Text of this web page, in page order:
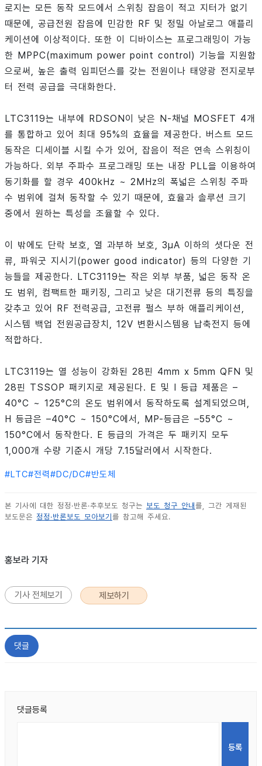
로지는 모든 동작 모드에서 스위칭 잡음이 적고 지터가 없기
때문에, 공급전원 잡음에 민감한 RF 및 정밀 아날로그 애플리
케이션에 이상적이다. 또한 이 디바이스는 프로그래밍이 가능
한 MPPC(maximum power point control) 기능을 지원함
으로써, 높은 출력 임피던스를 갖는 전원이나 태양광 전지로부
터 전력 공급을 극대화한다.
LTC3119는 내부에 RDSON이 낮은 N-채널 MOSFET 4개
를 통합하고 있어 최대 95%의 효율을 제공한다. 버스트 모드
동작은 디세이블 시킬 수가 있어, 잡음이 적은 연속 스위칭이
가능하다. 외부 주파수 프로그래밍 또는 내장 PLL을 이용하여
동기화를 할 경우 400kHz ~ 2MHz의 폭넓은 스위칭 주파
수 범위에 걸쳐 동작할 수 있기 때문에, 효율과 솔루션 크기
중에서 원하는 특성을 조율할 수 있다.
이 밖에도 단락 보호, 열 과부하 보호, 3µA 이하의 셧다운 전
류, 파워굿 지시기(power good indicator) 등의 다양한 기
능들을 제공한다. LTC3119는 작은 외부 부품, 넓은 동작 온
도 범위, 컴팩트한 패키징, 그리고 낮은 대기전류 등의 특징을
갖추고 있어 RF 전력공급, 고전류 펄스 부하 애플리케이션,
시스템 백업 전원공급장치, 12V 변환시스템용 납축전지 등에
적합하다.
LTC3119는 열 성능이 강화된 28핀 4mm x 5mm QFN 및
28핀 TSSOP 패키지로 제공된다. E 및 I 등급 제품은 –
40°C ~ 125°C의 온도 범위에서 동작하도록 설계되었으며,
H 등급은 –40°C ~ 150°C에서, MP-등급은 –55°C ~
150°C에서 동작한다. E 등급의 가격은 두 패키지 모두
1,000개 수량 기준시 개당 7.15달러에서 시작한다.
#LTC#전력#DC/DC#반도체
본 기사에 대한 정정·반론·추후보도 청구는 보도 청구 안내 를, 그간 게재된
보도문은 정정·반론보도 모아보기 를 참고해 주세요.
홍보라 기자
기사 전체보기 제보하기
댓글
댓글등록